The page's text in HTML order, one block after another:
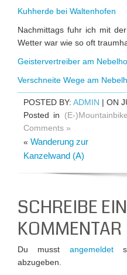
Kuhherde bei Waltenhofen
Nachmittags fuhr ich mit
Wetter war wie so oft
Geistervertreiber am
Verschneite Wege am
POSTED BY: ADMIN | ON
Posted in (E-)Mountainbike
Comments »
« Wanderung zur
Kanzelwand (A)
SCHREIBE
KOMMENTAR
Du musst angemeldet
abzugeben.